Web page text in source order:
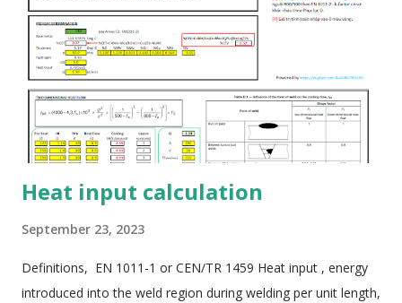
Heat input calculation
September 23, 2023
Definitions, EN 1011-1 or CEN/TR 1459 Heat input , energy
introduced into the weld region during welding per unit length,